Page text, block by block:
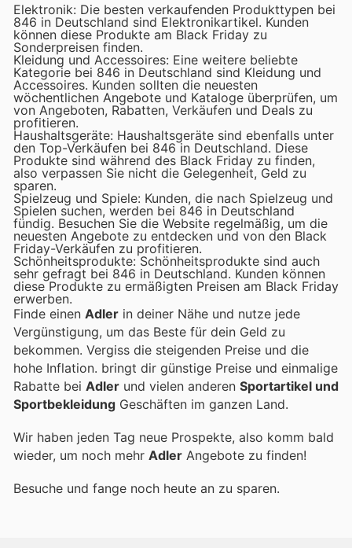
Elektronik: Die besten verkaufenden Produkttypen bei
846 in Deutschland sind Elektronikartikel. Kunden
können diese Produkte am Black Friday zu
Sonderpreisen finden.
Kleidung und Accessoires: Eine weitere beliebte
Kategorie bei 846 in Deutschland sind Kleidung und
Accessoires. Kunden sollten die neuesten
wöchentlichen Angebote und Kataloge überprüfen, um
von Angeboten, Rabatten, Verkäufen und Deals zu
profitieren.
Haushaltsgeräte: Haushaltsgeräte sind ebenfalls unter
den Top-Verkäufen bei 846 in Deutschland. Diese
Produkte sind während des Black Friday zu finden,
also verpassen Sie nicht die Gelegenheit, Geld zu
sparen.
Spielzeug und Spiele: Kunden, die nach Spielzeug und
Spielen suchen, werden bei 846 in Deutschland
fündig. Besuchen Sie die Website regelmäßig, um die
neuesten Angebote zu entdecken und von den Black
Friday-Verkäufen zu profitieren.
Schönheitsprodukte: Schönheitsprodukte sind auch
sehr gefragt bei 846 in Deutschland. Kunden können
diese Produkte zu ermäßigten Preisen am Black Friday
erwerben.
Finde einen Adler in deiner Nähe und nutze jede
Vergünstigung, um das Beste für dein Geld zu
bekommen. Vergiss die steigenden Preise und die
hohe Inflation. bringt dir günstige Preise und einmalige
Rabatte bei Adler und vielen anderen Sportartikel und
Sportbekleidung Geschäften im ganzen Land.
Wir haben jeden Tag neue Prospekte, also komm bald
wieder, um noch mehr Adler Angebote zu finden!
Besuche und fange noch heute an zu sparen.